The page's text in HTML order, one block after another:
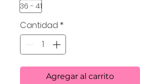
36 - 41
Cantidad *
Agregar al carrito